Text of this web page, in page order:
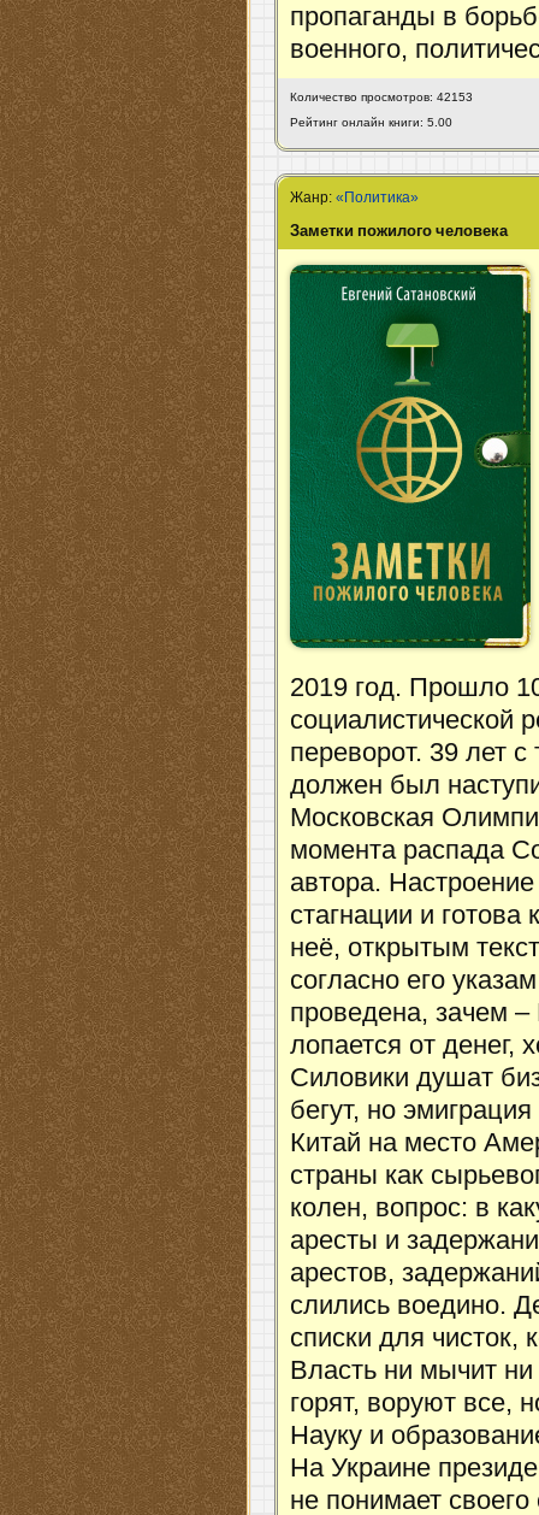
пропаганды в
военного,
Количество просмотров: 42153
Рейтинг онлайн книги: 5.00
Жанр:«Политика»
Заметки пожилого человека
2019 год. Прошло
социалистической
переворот. 39 лет
должен был
Московская
момента распада
автора.
стагнации и
неё, открытым
согласно его
проведена, зачем
лопается от денег,
Силовики душат
бегут, но
Китай на место
страны как
колен, вопрос: в
аресты и
арестов,
слились воедино.
списки для чисток,
Власть ни мычит ни
горят, воруют все,
Науку и
На Украине
не понимает